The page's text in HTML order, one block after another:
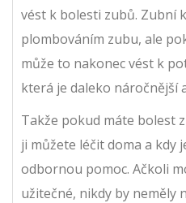
vést k bolesti zubů. Zubní
plombováním zubu, ale
může to nakonec vést k
která je daleko náročnější
Takže pokud máte bolest
ji můžete léčit doma a kdy
odbornou pomoc. Ačkoli
užitečné, nikdy by